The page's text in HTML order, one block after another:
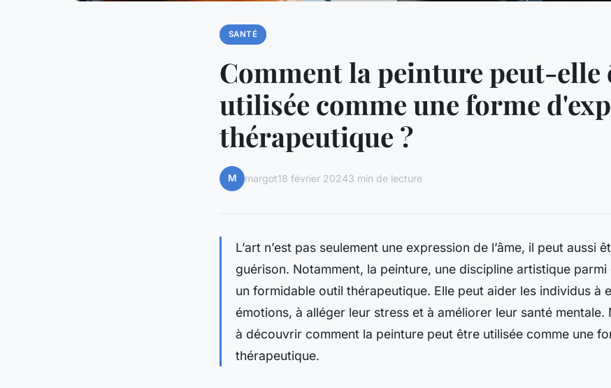
SANTÉ
Comment la peinture peut-elle
utilisée comme une forme
thérapeutique ?
M margot18 février 20243 min de lecture
L’art n’est pas seulement une expression de l’âme, il peut aussi
guérison. Notamment, la peinture, une discipline artistique parmi
un formidable outil thérapeutique. Elle peut aider les individus à
émotions, à alléger leur stress et à améliorer leur santé mentale.
à découvrir comment la peinture peut être utilisée comme une
thérapeutique.